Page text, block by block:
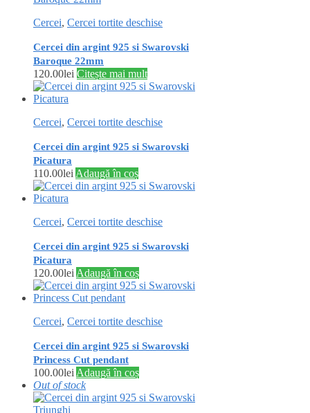
Cercei, Cercei tortite deschise
Cercei din argint 925 si Swarovski
Baroque 22mm
120.00lei Citește mai mult
Cercei, Cercei tortite deschise
Cercei din argint 925 si Swarovski
Picatura
110.00lei Adaugă în coș
Cercei, Cercei tortite deschise
Cercei din argint 925 si Swarovski
Picatura
120.00lei Adaugă în coș
Cercei, Cercei tortite deschise
Cercei din argint 925 si Swarovski
Princess Cut pendant
100.00lei Adaugă în coș
Out of stock